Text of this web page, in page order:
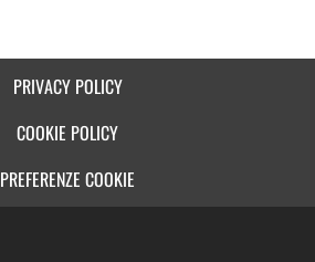
PRIVACY POLICY
COOKIE POLICY
PREFERENZE COOKIE